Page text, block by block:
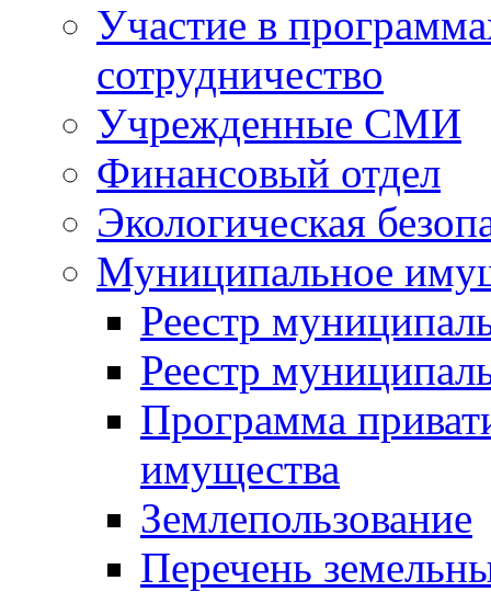
Участие в
сотрудничество
Учрежденные СМИ
Финансовый отдел
Экологическая
Муниципальное
Реестр
Реестр
Программа
имущества
Землепользование
Перечень